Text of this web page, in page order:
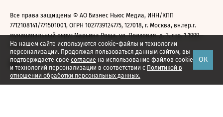
На нашем сайте используются cookie-файлы и технологии
персонализации. Продолжая пользоваться данным сайтом, вы
подтверждаете свое согласие на использование файлов cookie
и технологий персонализации в соответствии с Политикой в
отношении обработки персональных данных.
ОК
Все права защищены © АО Бизнес Ньюс Медиа, ИНН/КПП
7712108141/771501001, ОГРН 1027739124775, 127018, г. Москва, вн.тер.г.
муниципальный округ Марьина Роща, ул. Полковая, д. 3, стр. 1 1999—
2026